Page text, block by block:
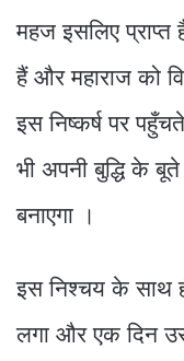
महज इसलिए प्राप्त
हैं और महाराज को
इस निष्कर्ष पर
भी अपनी बुद्धि के
बनाएगा ।
इस निश्चय के साथ
लगा और एक दिन